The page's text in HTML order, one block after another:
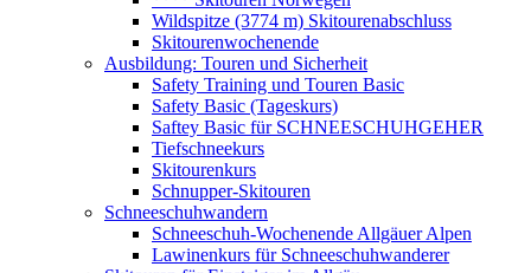
Wildspitze (3774 m) Skitourenabschluss
Skitourenwochenende
Ausbildung: Touren und Sicherheit
Safety Training und Touren Basic
Safety Basic (Tageskurs)
Saftey Basic für SCHNEESCHUHGEHER
Tiefschneekurs
Skitourenkurs
Schnupper-Skitouren
Schneeschuhwandern
Schneeschuh-Wochenende Allgäuer Alpen
Lawinenkurs für Schneeschuhwanderer